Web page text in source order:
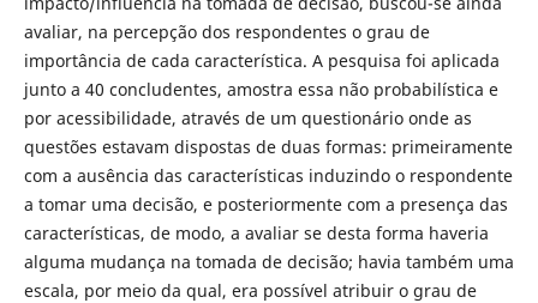
avaliar, na percepção dos respondentes o grau de
importância de cada característica. A pesquisa foi aplicada
junto a 40 concludentes, amostra essa não probabilística e
por acessibilidade, através de um questionário onde as
questões estavam dispostas de duas formas: primeiramente
com a ausência das características induzindo o respondente
a tomar uma decisão, e posteriormente com a presença das
características, de modo, a avaliar se desta forma haveria
alguma mudança na tomada de decisão; havia também uma
escala, por meio da qual, era possível atribuir o grau de